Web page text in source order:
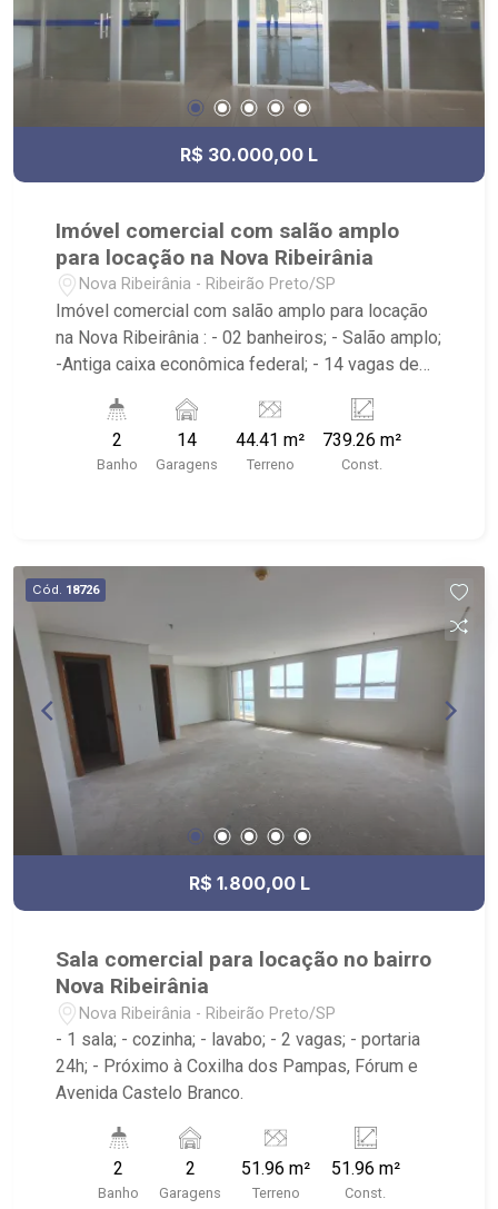
R$ 30.000,00 L
Imóvel comercial com salão amplo
para locação na Nova Ribeirânia
Nova Ribeirânia - Ribeirão Preto/SP
Imóvel comercial com salão amplo para locação
na Nova Ribeirânia : - 02 banheiros; - Salão amplo;
-Antiga caixa econômica federal; - 14 vagas de
dos Pampas, Fórum e Olympic Sports.
2
Banho
14
Garagens
44.41 m²
Terreno
739.26 m²
Const.
Cód. 18726
R$ 1.800,00 L
Sala comercial para locação no bairro
Nova Ribeirânia
Nova Ribeirânia - Ribeirão Preto/SP
- 1 sala; - cozinha; - lavabo; - 2 vagas; - portaria
24h; - Próximo à Coxilha dos Pampas, Fórum e
Avenida Castelo Branco.
2
Banho
2
Garagens
51.96 m²
Terreno
51.96 m²
Const.